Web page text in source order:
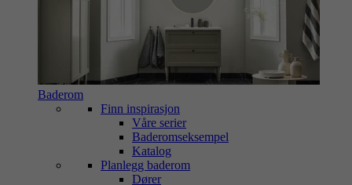
Baderom
Finn inspirasjon
Våre serier
Baderomseksempel
Katalog
Planlegg baderom
Dører